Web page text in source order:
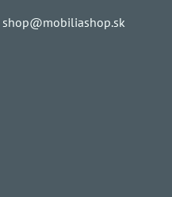
shop@mobiliashop.sk